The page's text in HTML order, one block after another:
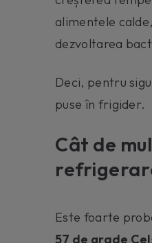
alimentele
dezvoltarea
Deci, pentru
puse în frigider.
Cât de
Este foarte
57 de grade